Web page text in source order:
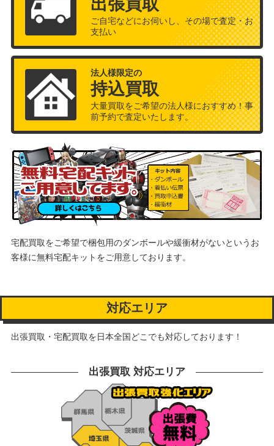
出張買取
ご自宅などにお伺いし、その場で査定・お
支払い
法人様限定の
持込買取
大量買取をご希望の法人様におすすめ！事
前予約で査定いたします。
宅配買取をご希望で梱包用のダンボールや緩衝材がないというお
客様に無料宅配キットをご用意しております。
対応エリア
出張買取・宅配買取を日本全国どこでも対応しております！
出張買取 対応エリア